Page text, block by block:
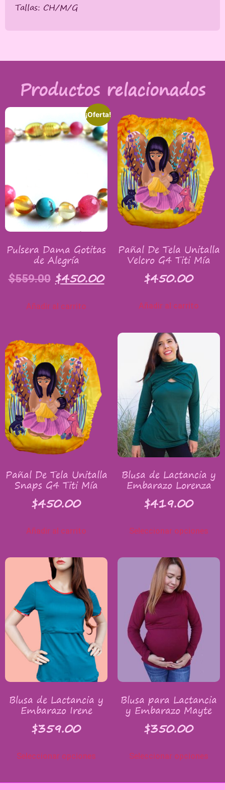
Tallas: CH/M/G
Productos relacionados
¡Oferta!
Pulsera Dama Gotitas
de Alegría
$559.00 $450.00
Añadir al carrito
Pañal De Tela Unitalla
Velcro G4 Titi Mía
$450.00
Añadir al carrito
Pañal De Tela Unitalla
Snaps G4 Titi Mía
$450.00
Añadir al carrito
Blusa de Lactancia y
Embarazo Lorenza
$419.00
Seleccionar opciones
Blusa de Lactancia y
Embarazo Irene
$359.00
Seleccionar opciones
Blusa para Lactancia
y Embarazo Mayte
$350.00
Seleccionar opciones